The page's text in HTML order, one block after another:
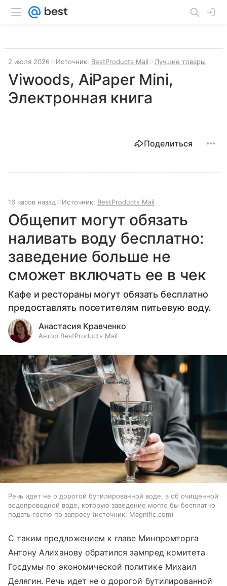
2 июля 2026 Источник: BestProducts Mail Лучшие товары
Viwoods, AiPaper Mini,
Электронная книга
Поделиться
16 часов назад Источник: BestProducts Mail
Общепит могут обязать
наливать воду бесплатно:
заведение больше не
сможет включать ее в чек
Кафе и рестораны могут обязать бесплатно
предоставлять посетителям питьевую воду.
Анастасия Кравченко
Автор BestProducts Mail
Речь идет не о дорогой бутилированной воде, а об очищенной
водопроводной воде, которую заведение могло бы бесплатно
подать гостю по запросу
источник: Magnific.com
С таким предложением к главе Минпромторга
Антону Алиханову обратился зампред комитета
Госдумы по экономической политике Михаил
Делягин. Речь идет не о дорогой бутилированной